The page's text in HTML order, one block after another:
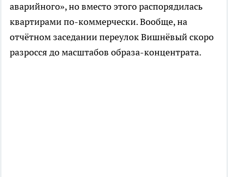
аварийного», но вместо этого распорядилась
квартирами по-коммерчески. Вообще, на
отчётном заседании переулок Вишнёвый скоро
разросся до масштабов образа-концентрата.